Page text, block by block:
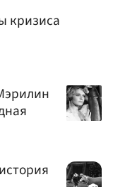
кризиса